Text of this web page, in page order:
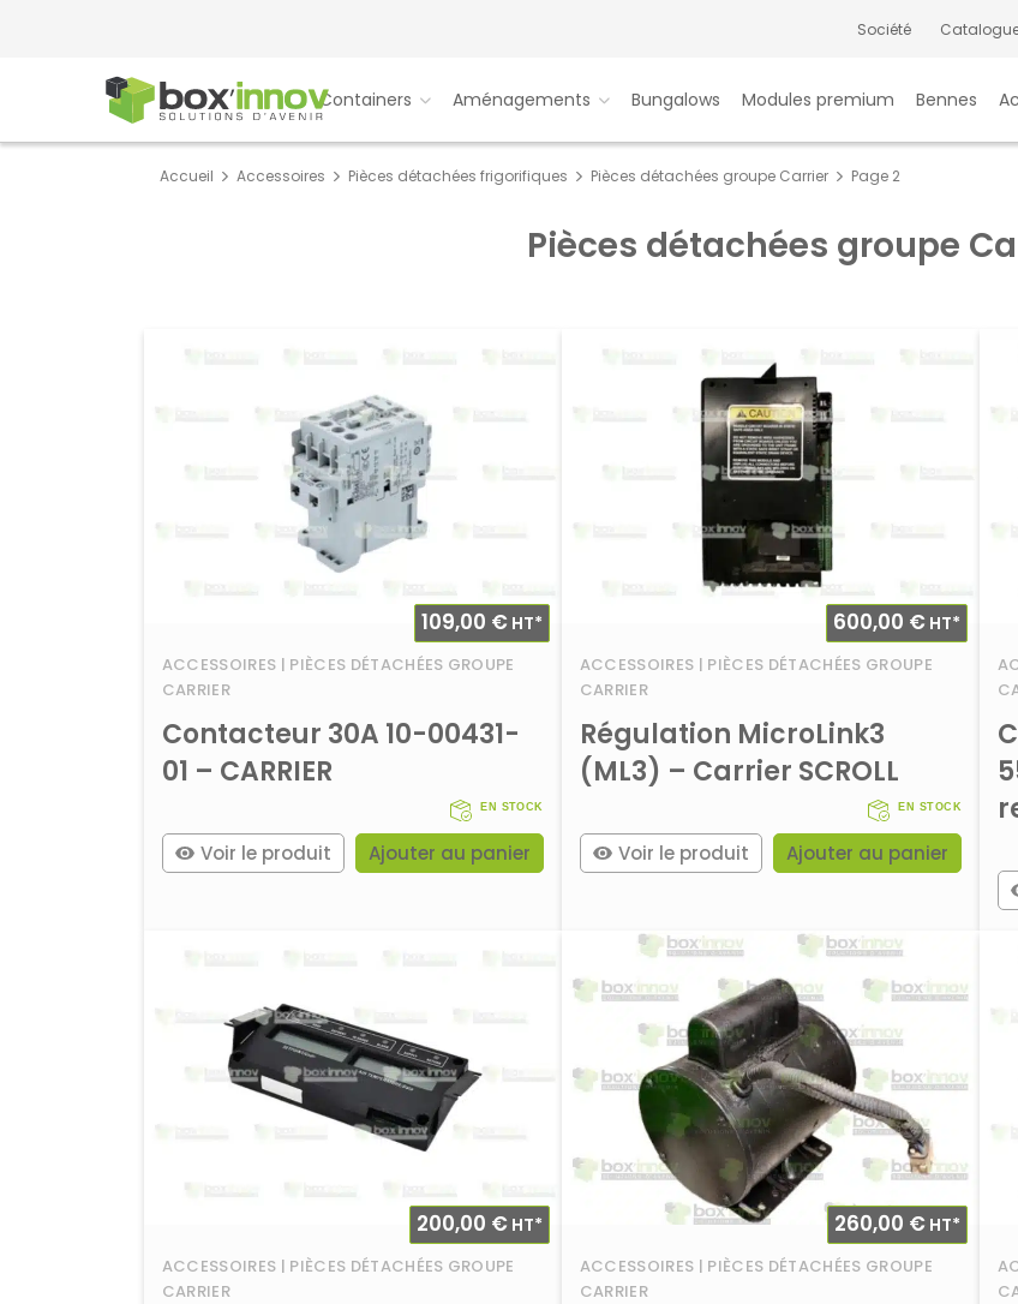
Société
Containers Aménagements Bungalows Modules premium Bennes
Accueil Accessoires Pièces détachées frigorifiques Pièces détachées groupe Carrier Page 2
Pièces détachées groupe
ACCESSOIRES | PIÈCES DÉTACHÉES GROUPE
CARRIER
Contacteur 30A 10-00431-
01 – CARRIER
EN STOCK
109,00 €HT*
Voir le produit Ajouter au panier
ACCESSOIRES | PIÈCES DÉTACHÉES GROUPE
CARRIER
Régulation MicroLink3
(ML3) – Carrier SCROLL
EN STOCK
600,00 € HT*
Voir le produit Ajouter au panier
ACCESSOIRES | PIÈCES DÉTACHÉES GROUPE
CARRIER
200,00 €HT*
ACCESSOIRES | PIÈCES DÉTACHÉES GROUPE
CARRIER
260,00 € HT*